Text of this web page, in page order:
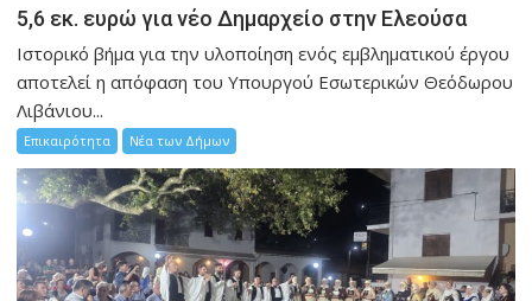
5,6 εκ. ευρώ για νέο Δημαρχείο στην Ελεούσα
Ιστορικό βήμα για την υλοποίηση ενός εμβληματικού έργου
αποτελεί η απόφαση του Υπουργού Εσωτερικών Θεόδωρου
Λιβάνιου...
Επικαιρότητα Νέα των Δήμων